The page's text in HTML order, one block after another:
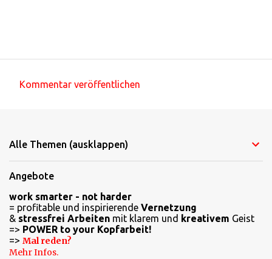
m
n
t
a
r
e
Kommentar veröffentlichen
Alle Themen (ausklappen)
Angebote
work smarter - not harder
= profitable und inspirierende Vernetzung
& stressfrei Arbeiten mit klarem und kreativem Geist
=> POWER to your Kopfarbeit!
=> Mal reden?
Mehr Infos.